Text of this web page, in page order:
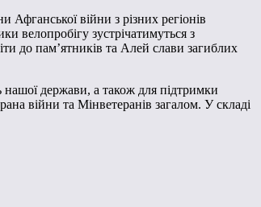
війни з різних регіонів
велопробігу зустрічатимуться з
до пам’ятників та Алей слави загиблих
нашої держави, а також для підтримки
війни та Мінветеранів загалом. У складі